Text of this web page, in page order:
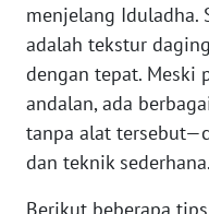
menjelang Iduladha.
adalah tekstur
dengan tepat. Meski
andalan, ada
tanpa alat
dan teknik sederhana.
Informasi
INDEKS
BERITA
KONTAK
KAMI